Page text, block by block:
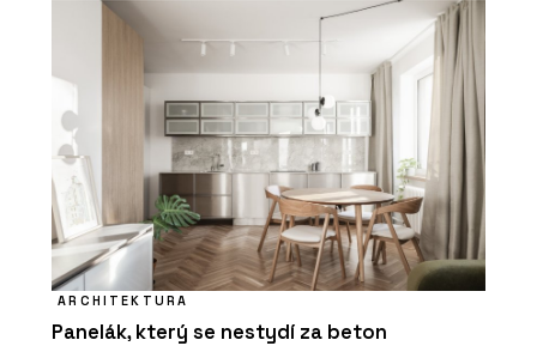
ARCHITEKTURA
Panelák, který se nestydí za beton